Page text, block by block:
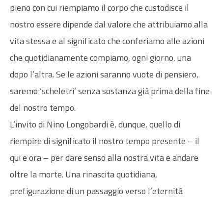
pieno con cui riempiamo il corpo che custodisce il
nostro essere dipende dal valore che attribuiamo alla
vita stessa e al significato che conferiamo alle azioni
che quotidianamente compiamo, ogni giorno, una
dopo l’altra. Se le azioni saranno vuote di pensiero,
saremo ‘scheletri’ senza sostanza già prima della fine
del nostro tempo.
L’invito di Nino Longobardi è, dunque, quello di
riempire di significato il nostro tempo presente – il
qui e ora – per dare senso alla nostra vita e andare
oltre la morte. Una rinascita quotidiana,
prefigurazione di un passaggio verso l’eternità